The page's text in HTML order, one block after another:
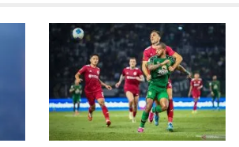
kopi
15 June